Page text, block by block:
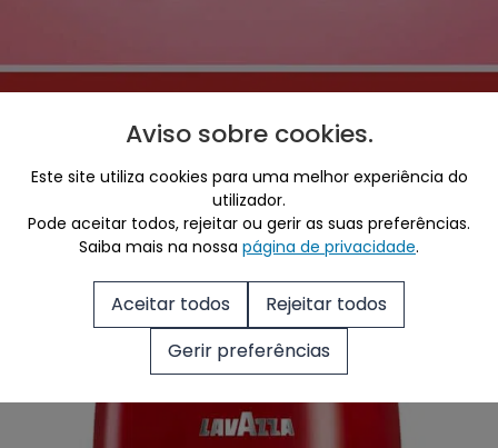
Aviso sobre cookies.
Este site utiliza cookies para uma melhor experiência do
utilizador.
Pode aceitar todos, rejeitar ou gerir as suas preferências.
Saiba mais na nossa página de privacidade.
Aceitar todos
Rejeitar todos
Gerir preferências